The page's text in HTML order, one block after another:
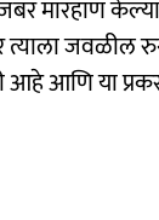
जबर मारहाण
त्याला
आहे आणि या